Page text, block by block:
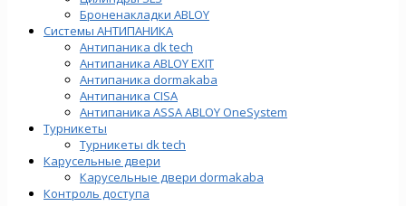
Броненакладки ABLOY
Системы АНТИПАНИКА
Антипаника dk tech
Антипаника ABLOY EXIT
Антипаника dormakaba
Антипаника СISA
Антипаника ASSA ABLOY OneSystem
Турникеты
Турникеты dk tech
Карусельные двери
Карусельные двери dormakaba
Контроль доступа